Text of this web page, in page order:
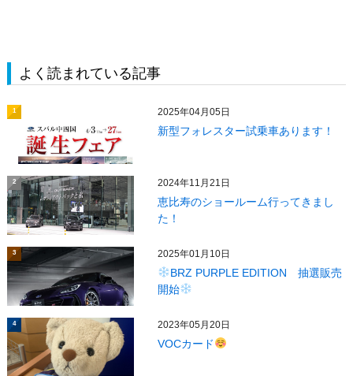
よく読まれている記事
1 2025年04月05日
新型フォレスター試乗車あります！
2 2024年11月21日
恵比寿のショールーム行ってきまし
た！
3 2025年01月10日
BRZ PURPLE EDITION 抽選販売
開始
4 2023年05月20日
VOCカード